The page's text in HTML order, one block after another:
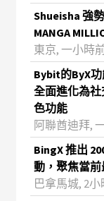
Shueisha 強
MANGA
東京, 一小時
Bybit的ByX
全面進化為
色功能
阿聯酋迪拜,
BingX 推出
動，聚焦當
巴拿馬城, 2小